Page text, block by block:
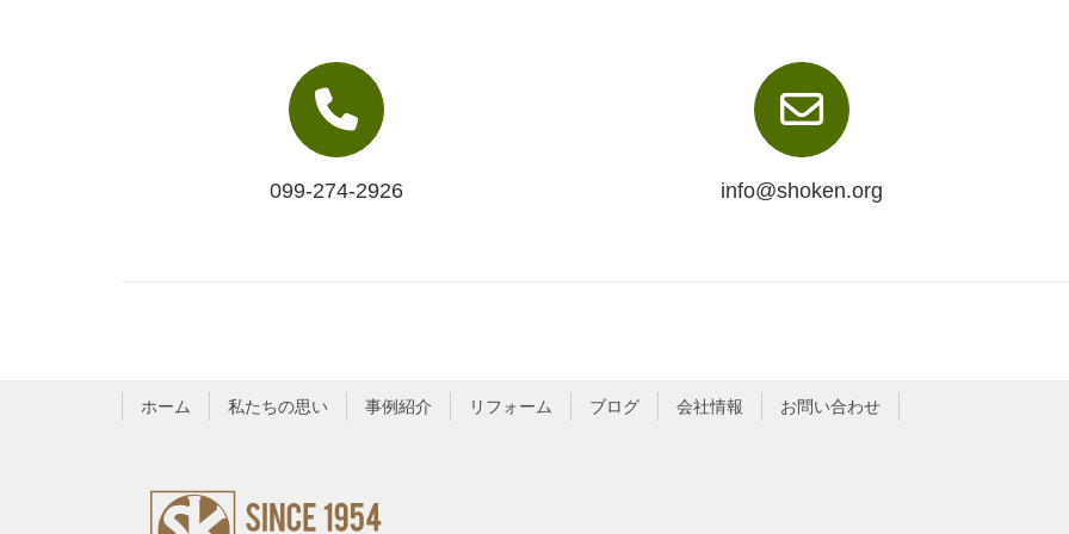
099-274-2926 info@shoken.org
ホーム 私たちの思い 事例紹介 リフォーム ブログ 会社情報 お問い合わせ